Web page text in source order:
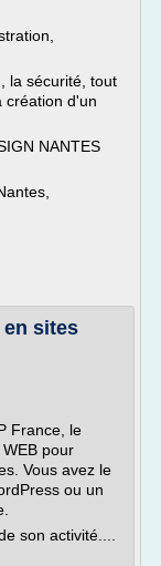
la sécurité, tout
création d'un
NANTES
en sites
France, le
pour
Vous avez le
ou un
son activité....